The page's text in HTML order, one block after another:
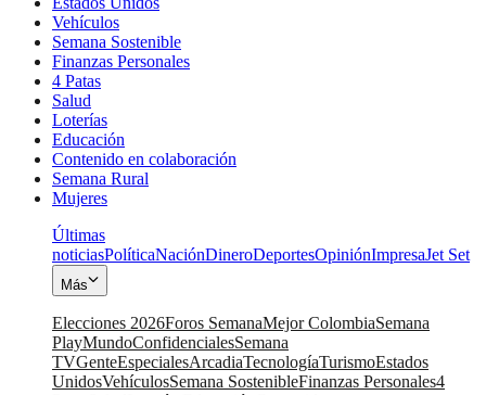
Vehículos
Semana Sostenible
Finanzas Personales
4 Patas
Salud
Loterías
Educación
Contenido en colaboración
Semana Rural
Mujeres
Últimas
noticiasPolíticaNaciónDineroDeportesOpiniónImpresaJet Set
Más
Elecciones 2026Foros SemanaMejor ColombiaSemana
PlayMundoConfidencialesSemana
TVGenteEspecialesArcadiaTecnologíaTurismoEstados
UnidosVehículosSemana SostenibleFinanzas Personales4